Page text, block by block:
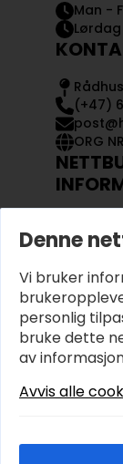
Man -
Lørdag
(+47)
ORG
OM OSS
Denne
Vi bruker
personlig
bruke dette
av
Avvis alle